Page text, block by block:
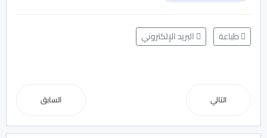
طباعة البريد الإلكتروني
السابق التالي